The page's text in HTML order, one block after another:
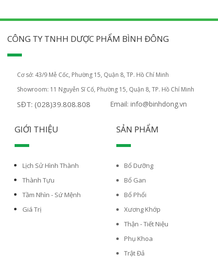
CÔNG TY TNHH DƯỢC PHẨM BÌNH ĐÔNG
Cơ sở: 43/9 Mễ Cốc, Phường 15, Quận 8, TP. Hồ Chí Minh
Showroom: 11 Nguyễn Sĩ Cố, Phường 15, Quận 8, TP. Hồ Chí Minh
SĐT: (028)39.808.808 Email: info@binhdong.vn
GIỚI THIỆU
Lịch Sử Hình Thành
Thành Tựu
Tầm Nhìn - Sứ Mệnh
Giá Trị
SẢN PHẨM
Bổ Dưỡng
Bổ Gan
Bổ Phổi
Xương Khớp
Thận - Tiết Niệu
Phụ Khoa
Trật Đả